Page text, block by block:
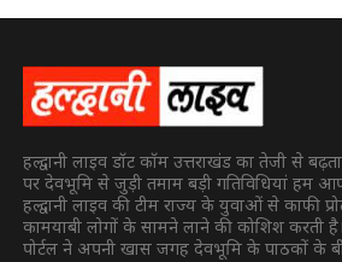
हल्द्वानी लाइव डॉट कॉम उत्तराखंड का तेजी से
पर देवभूमि से जुड़ी तमाम बड़ी गतिविधियां हम
हल्द्वानी लाइव की टीम राज्य के युवाओं से काफी
कामयाबी लोगों के सामने लाने की कोशिश करती
पोर्टल ने अपनी खास जगह देवभूमि के पाठकों के